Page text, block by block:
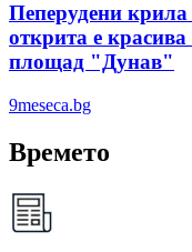
Пеперудени
открита е
площад "Дунав"
9meseca.bg
Времето